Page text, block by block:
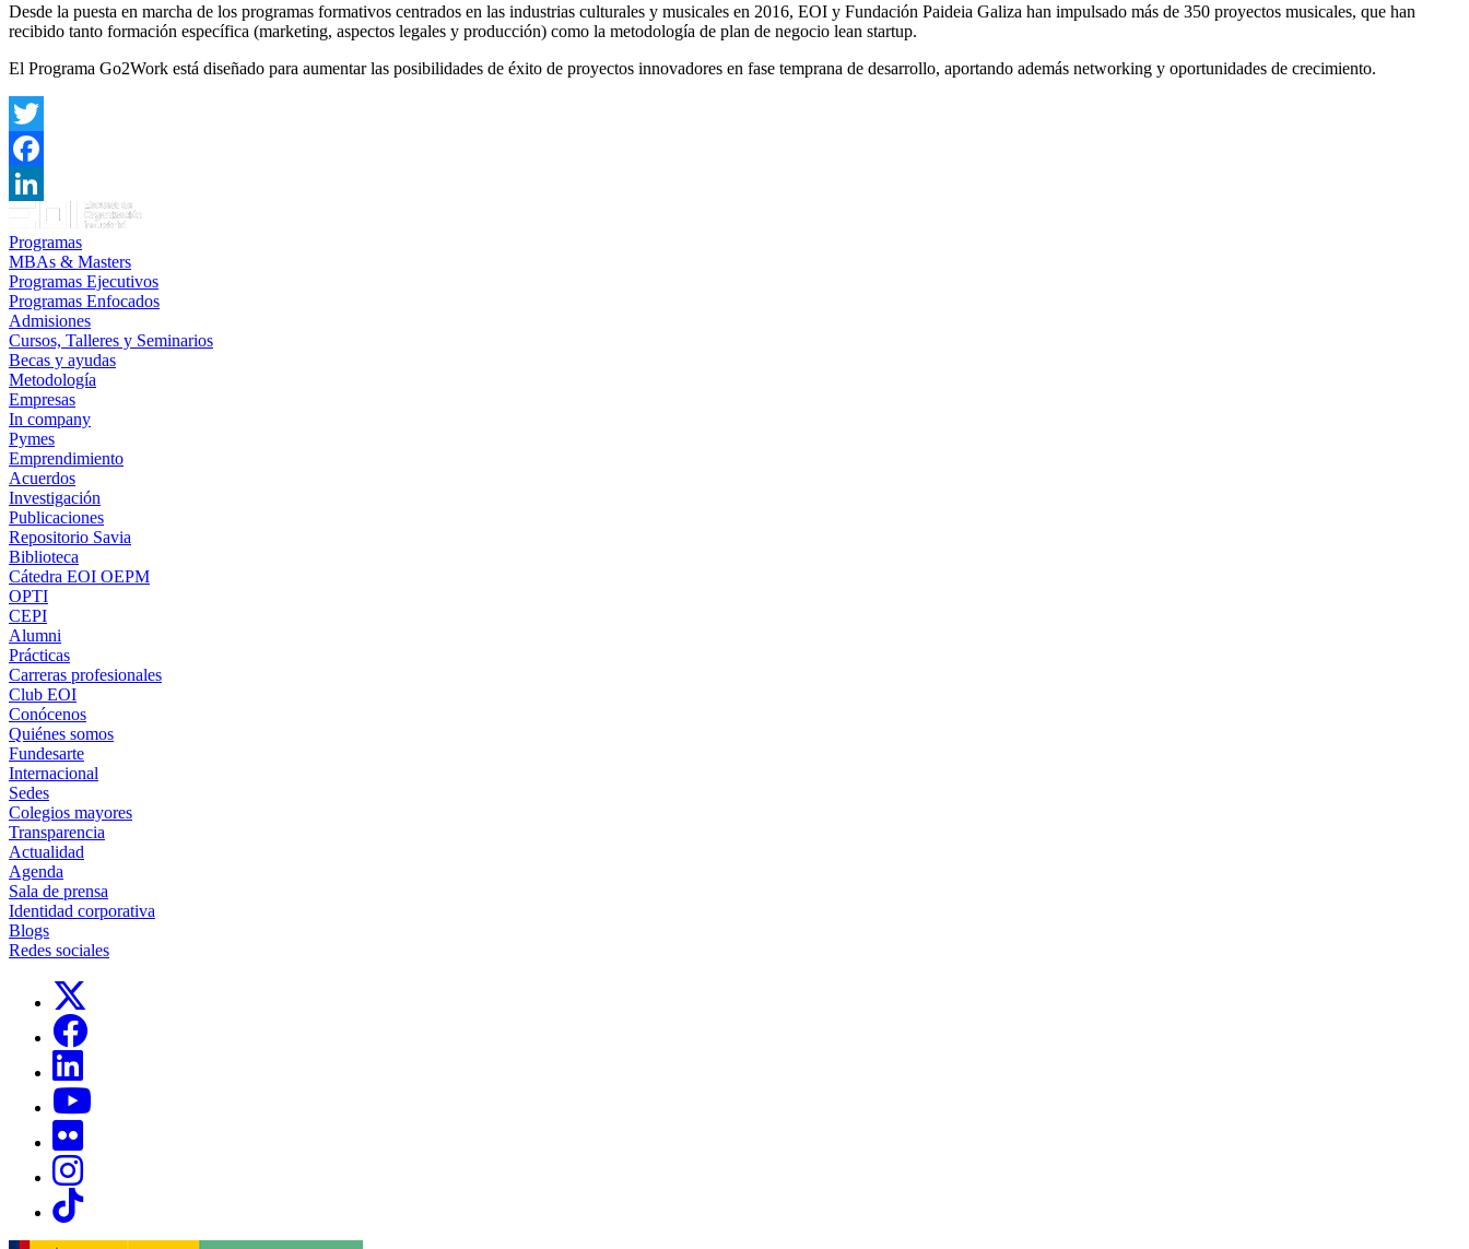
Desde la puesta en marcha de los programas formativos centrados en las industrias culturales y musicales en 2016, EOI y Fundación Paideia Galiza han impulsado más de 350 proyectos musicales, que han
recibido tanto formación específica (marketing, aspectos legales y producción) como la metodología de plan de negocio lean startup.
El Programa Go2Work está diseñado para aumentar las posibilidades de éxito de proyectos innovadores en fase temprana de desarrollo, aportando además networking y oportunidades de crecimiento.
Twitter
Facebook
LinkedIn
Programas
MBAs & Masters
Programas Ejecutivos
Programas Enfocados
Admisiones
Cursos, Talleres y Seminarios
Becas y ayudas
Metodología
Empresas
In company
Pymes
Emprendimiento
Acuerdos
Investigación
Publicaciones
Repositorio Savia
Biblioteca
Cátedra EOI OEPM
OPTI
CEPI
Alumni
Prácticas
Carreras profesionales
Club EOI
Conócenos
Quiénes somos
Fundesarte
Internacional
Sedes
Colegios mayores
Transparencia
Actualidad
Agenda
Sala de prensa
Identidad corporativa
Blogs
Redes sociales
Links, Opens in this window
Links, Opens in this window
Links, Opens in this window
Links, Opens in this window
Links, Opens in this window